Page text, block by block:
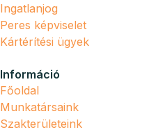
Ingatlanjog
Peres képviselet
Kártérítési ügyek
Információ
Főoldal
Munkatársaink
Szakterületeink